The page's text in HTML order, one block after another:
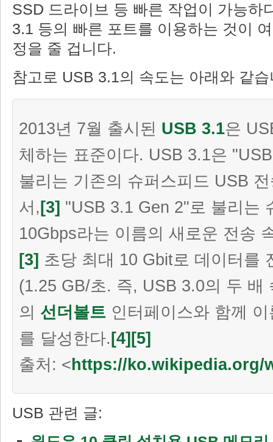
SSD 드라이브 등 빠른 작업이 가능하
3.1 등의 빠른 포트를 이용하는 것이
정을 줄 겁니다.
참고로 USB 3.1의 속도는 아래와 같
2013년 7월 출시된 USB 3.1은
체하는 표준이다. USB 3.1은
불리는 기존의 슈퍼스피드 USB
서,[3] "USB 3.1 Gen 2"로 불리는
10Gbps라는 이름의 새로운 전송
[3] 초당 최대 10 Gbit로 데이터를
(1.25 GB/초. 즉, USB 3.0의 두 배
의 선더볼트 인터페이스와 함께
를 달성한다.[4][5]
출처: <https://ko.wikipedia.org/
USB 관련 글: